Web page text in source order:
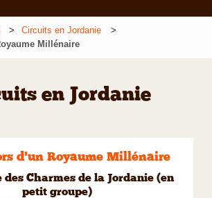
Circuits en Jordanie
Millénaire
en Jordanie
d'un Royaume Millénaire
des Charmes de la Jordanie (en
petit groupe)